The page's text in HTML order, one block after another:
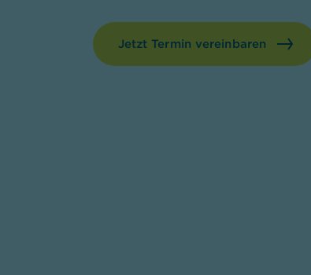
Jetzt Termin vereinbaren